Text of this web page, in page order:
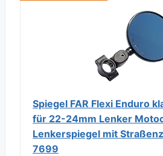
Spiegel FAR Flexi Enduro
für 22-24mm Lenker
Lenkerspiegel mit
7699